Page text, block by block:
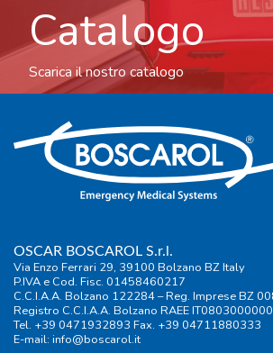
Catalogo
Scarica il nostro catalogo
OSCAR BOSCAROL S.r.l.
Via Enzo Ferrari 29, 39100 Bolzano BZ Italy
P.IVA e Cod. Fisc. 01458460217
C.C.I.A.A. Bolzano 122284 – Reg. Imprese BZ
Registro C.C.I.A.A. Bolzano RAEE
Tel. +39 0471932893 Fax. +39 04711880333
E-mail: info@boscarol.it